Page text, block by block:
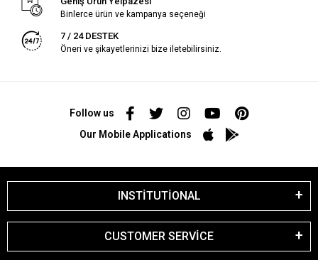
Binlerce ürün ve kampanya seçeneği
7 / 24 DESTEK
Öneri ve şikayetlerinizi bize iletebilirsiniz.
Follow us
Our Mobile Applications
INSTİTUTİONAL
CUSTOMER SERVİCE